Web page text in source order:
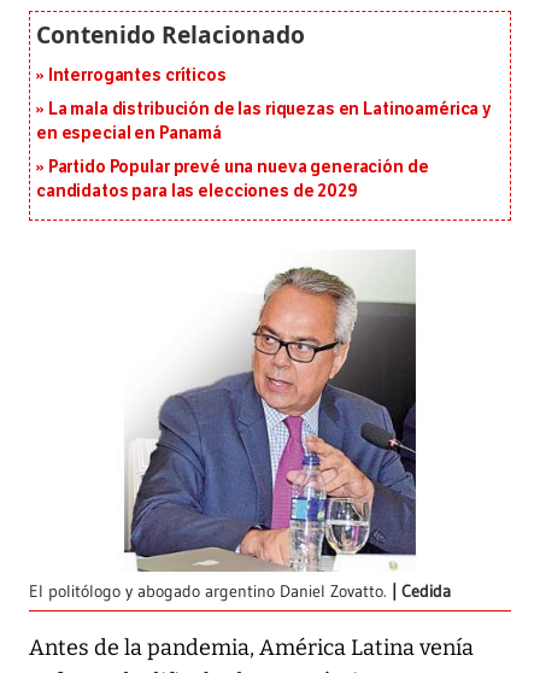
Interrogantes críticos
La mala distribución de las riquezas en Latinoamérica y
en especial en Panamá
Partido Popular prevé una nueva generación de
candidatos para las elecciones de 2029
El politólogo y abogado argentino Daniel Zovatto. Cedida
Antes de la pandemia, América Latina venía